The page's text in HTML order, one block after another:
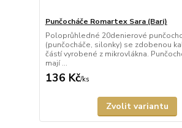
Punčocháče Romartex Sara (Bari)
Poloprůhledné 20denierové
(punčocháče, silonky) se zdobenou
částí vyrobené z mikrovlákna.
mají ...
136 Kč/ks
Zvolit variantu